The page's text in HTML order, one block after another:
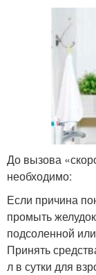
До вызова
необходимо:
Если причина
промыть
подсоленной
Принять
л в сутки для